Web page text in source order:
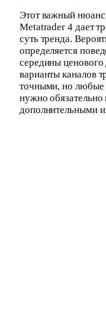
Этот важный нюанс
Metatrader 4 дает
суть тренда.
определяется
середины
варианты каналов
точными, но любые
нужно обязательно
дополнительными